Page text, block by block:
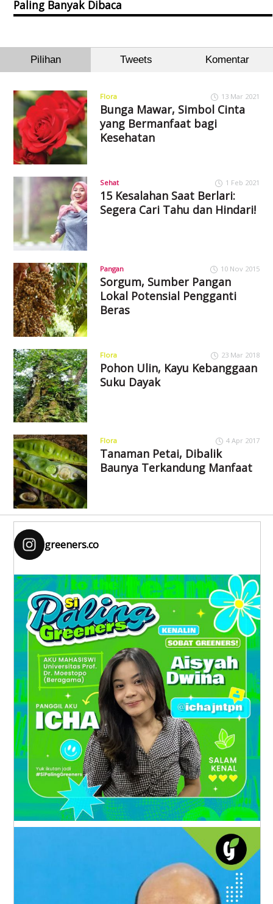
Paling Banyak Dibaca
Pilihan Tweets Komentar
Flora 13 Mar 2021
Bunga Mawar, Simbol Cinta
yang Bermanfaat bagi
Kesehatan
Sehat 1 Feb 2021
15 Kesalahan Saat Berlari:
Segera Cari Tahu dan Hindari!
Pangan 10 Nov 2015
Sorgum, Sumber Pangan
Lokal Potensial Pengganti
Beras
Flora 23 Mar 2018
Pohon Ulin, Kayu Kebanggaan
Suku Dayak
Flora 4 Apr 2017
Tanaman Petai, Dibalik
Baunya Terkandung Manfaat
greeners.co